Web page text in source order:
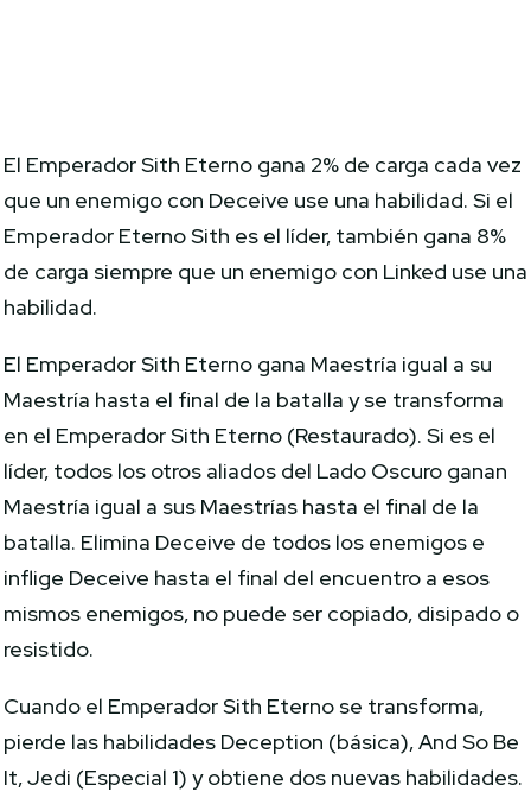
El Emperador Sith Eterno gana 2% de carga cada vez
que un enemigo con Deceive use una habilidad. Si el
Emperador Eterno Sith es el líder, también gana 8%
de carga siempre que un enemigo con Linked use una
habilidad.
El Emperador Sith Eterno gana Maestría igual a su
Maestría hasta el final de la batalla y se transforma
en el Emperador Sith Eterno (Restaurado). Si es el
líder, todos los otros aliados del Lado Oscuro ganan
Maestría igual a sus Maestrías hasta el final de la
batalla. Elimina Deceive de todos los enemigos e
inflige Deceive hasta el final del encuentro a esos
mismos enemigos, no puede ser copiado, disipado o
resistido.
Cuando el Emperador Sith Eterno se transforma,
pierde las habilidades Deception (básica), And So Be
It, Jedi (Especial 1) y obtiene dos nuevas habilidades.